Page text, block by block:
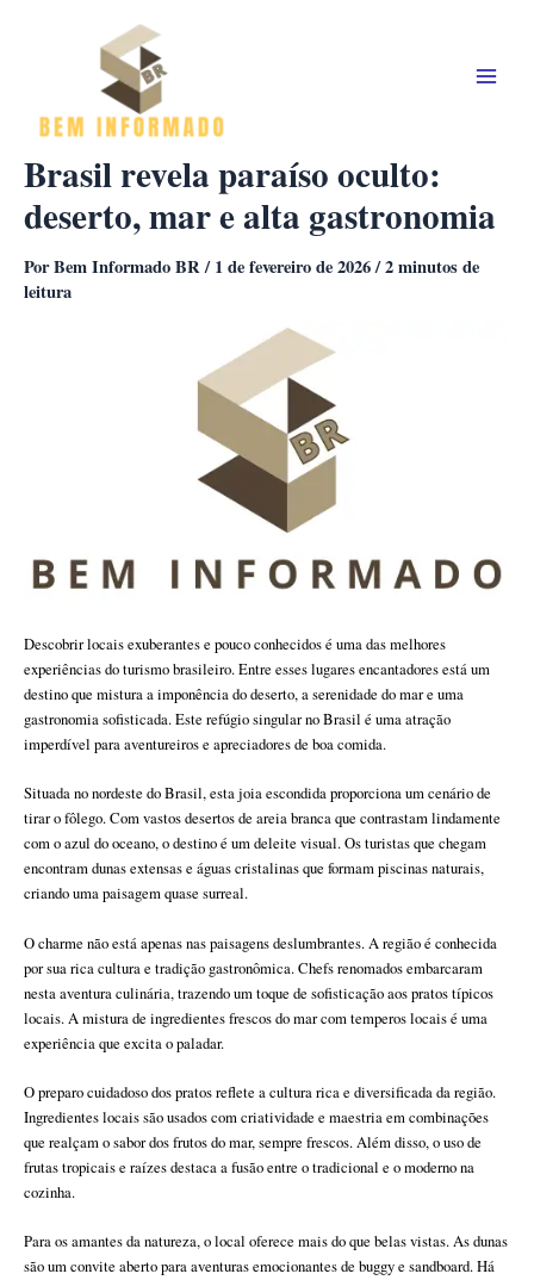
Brasil revela paraíso oculto:
deserto, mar e alta gastronomia
PorBem Informado BR/1 de fevereiro de 2026/2 minutos de
leitura
Descobrir locais exuberantes e pouco conhecidos é uma das melhores
experiências do turismo brasileiro. Entre esses lugares encantadores está um
destino que mistura a imponência do deserto, a serenidade do mar e uma
gastronomia sofisticada. Este refúgio singular no Brasil é uma atração
imperdível para aventureiros e apreciadores de boa comida.
Situada no nordeste do Brasil, esta joia escondida proporciona um cenário de
tirar o fôlego. Com vastos desertos de areia branca que contrastam lindamente
com o azul do oceano, o destino é um deleite visual. Os turistas que chegam
encontram dunas extensas e águas cristalinas que formam piscinas naturais,
criando uma paisagem quase surreal.
O charme não está apenas nas paisagens deslumbrantes. A região é conhecida
por sua rica cultura e tradição gastronômica. Chefs renomados embarcaram
nesta aventura culinária, trazendo um toque de sofisticação aos pratos típicos
locais. A mistura de ingredientes frescos do mar com temperos locais é uma
experiência que excita o paladar.
O preparo cuidadoso dos pratos reflete a cultura rica e diversificada da região.
Ingredientes locais são usados com criatividade e maestria em combinações
que realçam o sabor dos frutos do mar, sempre frescos. Além disso, o uso de
frutas tropicais e raízes destaca a fusão entre o tradicional e o moderno na
cozinha.
Para os amantes da natureza, o local oferece mais do que belas vistas. As dunas
são um convite aberto para aventuras emocionantes de buggy e sandboard. Há